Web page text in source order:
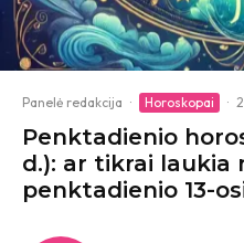
Panelė redakcija · Horoskopai ·
Penktadienio
d.): ar tikrai laukia
penktadienio 13-